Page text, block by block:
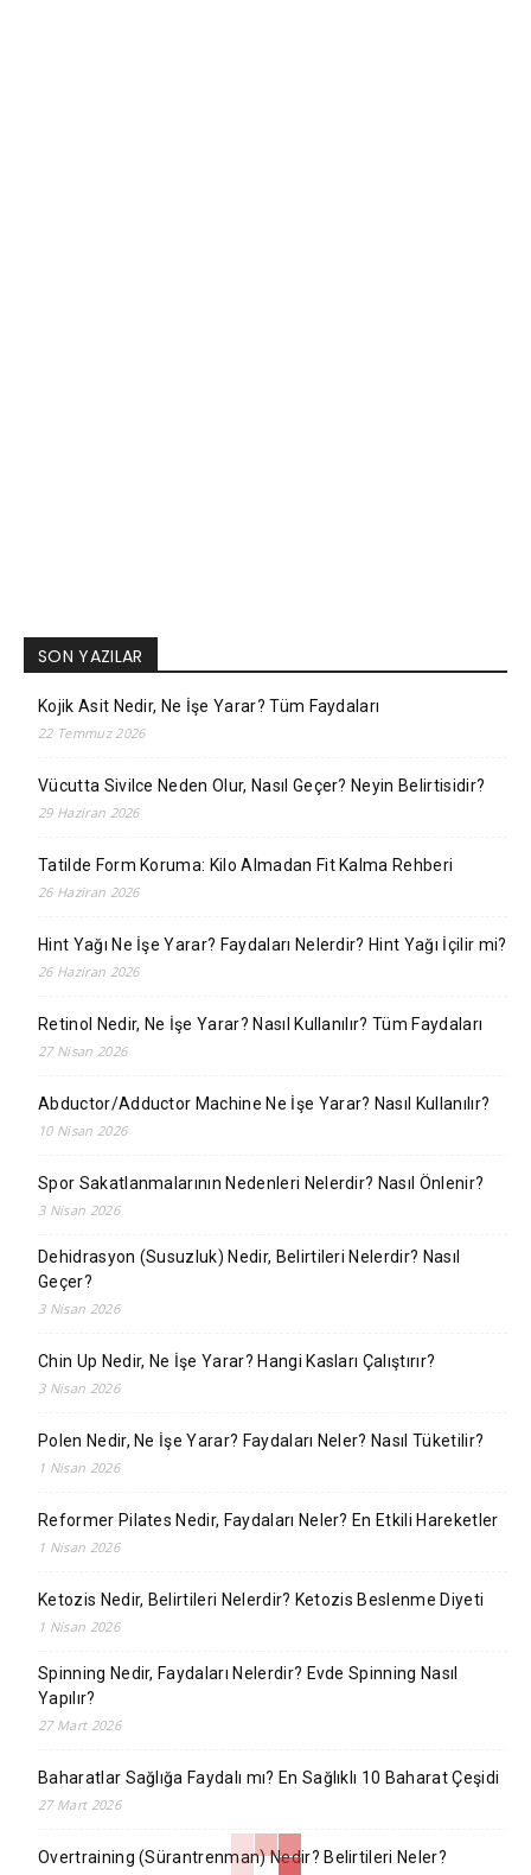
SON YAZILAR
Kojik Asit Nedir, Ne İşe Yarar? Tüm Faydaları
22 Temmuz 2026
Vücutta Sivilce Neden Olur, Nasıl Geçer? Neyin Belirtisidir?
29 Haziran 2026
Tatilde Form Koruma: Kilo Almadan Fit Kalma Rehberi
26 Haziran 2026
Hint Yağı Ne İşe Yarar? Faydaları Nelerdir? Hint Yağı İçilir mi?
26 Haziran 2026
Retinol Nedir, Ne İşe Yarar? Nasıl Kullanılır? Tüm Faydaları
27 Nisan 2026
Abductor/Adductor Machine Ne İşe Yarar? Nasıl Kullanılır?
10 Nisan 2026
Spor Sakatlanmalarının Nedenleri Nelerdir? Nasıl Önlenir?
3 Nisan 2026
Dehidrasyon (Susuzluk) Nedir, Belirtileri Nelerdir? Nasıl
Geçer?
3 Nisan 2026
Chin Up Nedir, Ne İşe Yarar? Hangi Kasları Çalıştırır?
3 Nisan 2026
Polen Nedir, Ne İşe Yarar? Faydaları Neler? Nasıl Tüketilir?
1 Nisan 2026
Reformer Pilates Nedir, Faydaları Neler? En Etkili Hareketler
1 Nisan 2026
Ketozis Nedir, Belirtileri Nelerdir? Ketozis Beslenme Diyeti
1 Nisan 2026
Spinning Nedir, Faydaları Nelerdir? Evde Spinning Nasıl
Yapılır?
27 Mart 2026
Baharatlar Sağlığa Faydalı mı? En Sağlıklı 10 Baharat Çeşidi
27 Mart 2026
Overtraining (Sürantrenman) Nedir? Belirtileri Neler?